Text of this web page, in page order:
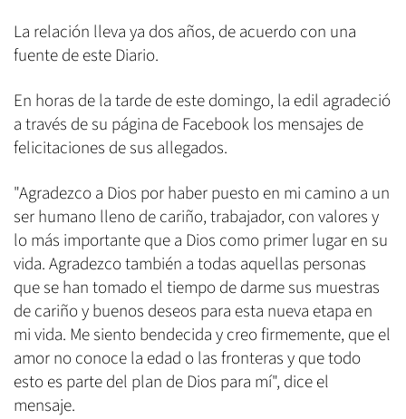
La relación lleva ya dos años, de acuerdo con una
fuente de este Diario.
En horas de la tarde de este domingo, la edil agradeció
a través de su página de Facebook los mensajes de
felicitaciones de sus allegados.
"Agradezco a Dios por haber puesto en mi camino a un
ser humano lleno de cariño, trabajador, con valores y
lo más importante que a Dios como primer lugar en su
vida. Agradezco también a todas aquellas personas
que se han tomado el tiempo de darme sus muestras
de cariño y buenos deseos para esta nueva etapa en
mi vida. Me siento bendecida y creo firmemente, que el
amor no conoce la edad o las fronteras y que todo
esto es parte del plan de Dios para mí", dice el
mensaje.